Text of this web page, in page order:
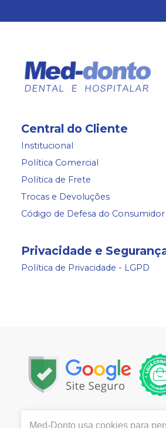
Central do Cliente
Institucional
Política Comercial
Política de Frete
Trocas e Devoluções
Código de Defesa do Consumidor
Privacidade e
Política de Privacidade - LGPD
Copyright © 2024 | Todos os
Med-Donto usa cookies para